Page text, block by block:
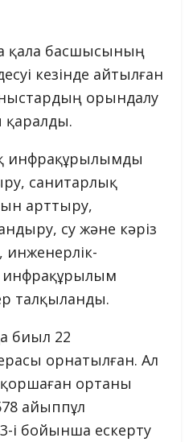
қала басшысының
кезінде айтылған
орындалу
инфрақұрылымды
санитарлық
арттыру,
су және кәріз
инженерлік-
талқыланды.
биыл 22
орнатылған. Ал
қоршаған ортаны
айыппұл
і бойынша ескерту